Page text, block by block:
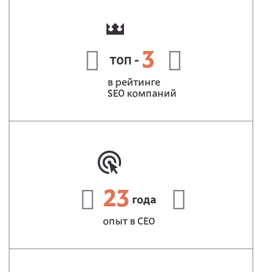
ТОП - 3
в рейтинге
SEO компаний
23 года
опыт в СЕО